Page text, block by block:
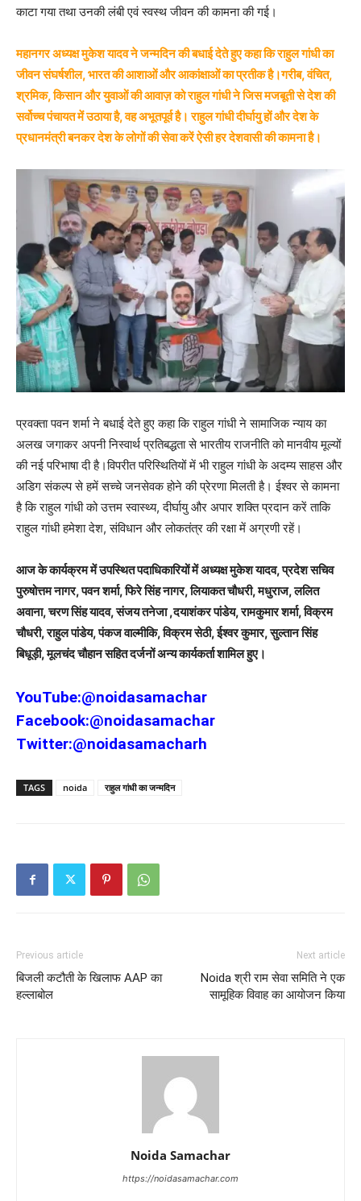
काटा गया तथा उनकी लंबी एवं स्वस्थ जीवन की कामना की गई।
महानगर अध्यक्ष मुकेश यादव ने जन्मदिन की बधाई देते हुए कहा कि राहुल गांधी का
जीवन संघर्षशील, भारत की आशाओं और आकांक्षाओं का प्रतीक है।गरीब, वंचित,
श्रमिक, किसान और युवाओं की आवाज़ को राहुल गांधी ने जिस मजबूती से देश की
सर्वोच्च पंचायत में उठाया है, वह अभूतपूर्व है। राहुल गांधी दीर्घायु हों और देश के
प्रधानमंत्री बनकर देश के लोगों की सेवा करें ऐसी हर देशवासी की कामना है।
प्रवक्ता पवन शर्मा ने बधाई देते हुए कहा कि राहुल गांधी ने सामाजिक न्याय का
अलख जगाकर अपनी निस्वार्थ प्रतिबद्धता से भारतीय राजनीति को मानवीय मूल्यों
की नई परिभाषा दी है।विपरीत परिस्थितियों में भी राहुल गांधी के अदम्य साहस और
अडिग संकल्प से हमें सच्चे जनसेवक होने की प्रेरणा मिलती है। ईश्वर से कामना
है कि राहुल गांधी को उत्तम स्वास्थ्य, दीर्घायु और अपार शक्ति प्रदान करें ताकि
राहुल गांधी हमेशा देश, संविधान और लोकतंत्र की रक्षा में अग्रणी रहें।
आज के कार्यक्रम में उपस्थित पदाधिकारियों में अध्यक्ष मुकेश यादव, प्रदेश सचिव
पुरुषोत्तम नागर, पवन शर्मा, फिरे सिंह नागर, लियाकत चौधरी, मधुराज, ललित
अवाना, चरण सिंह यादव, संजय तनेजा ,दयाशंकर पांडेय, रामकुमार शर्मा, विक्रम
चौधरी, राहुल पांडेय, पंकज वाल्मीकि, विक्रम सेठी, ईश्वर कुमार, सुल्तान सिंह
बिधूड़ी, मूलचंद चौहान सहित दर्जनों अन्य कार्यकर्ता शामिल हुए।
YouTube:@noidasamachar
Facebook:@noidasamachar
Twitter:@noidasamacharh
TAGS noida राहुल गांधी का जन्मदिन
Previous article
बिजली कटौती के खिलाफ AAP का
हल्लाबोल
Next article
Noida श्री राम सेवा समिति ने एक
सामूहिक विवाह का आयोजन किया
Noida Samachar
https://noidasamachar.com